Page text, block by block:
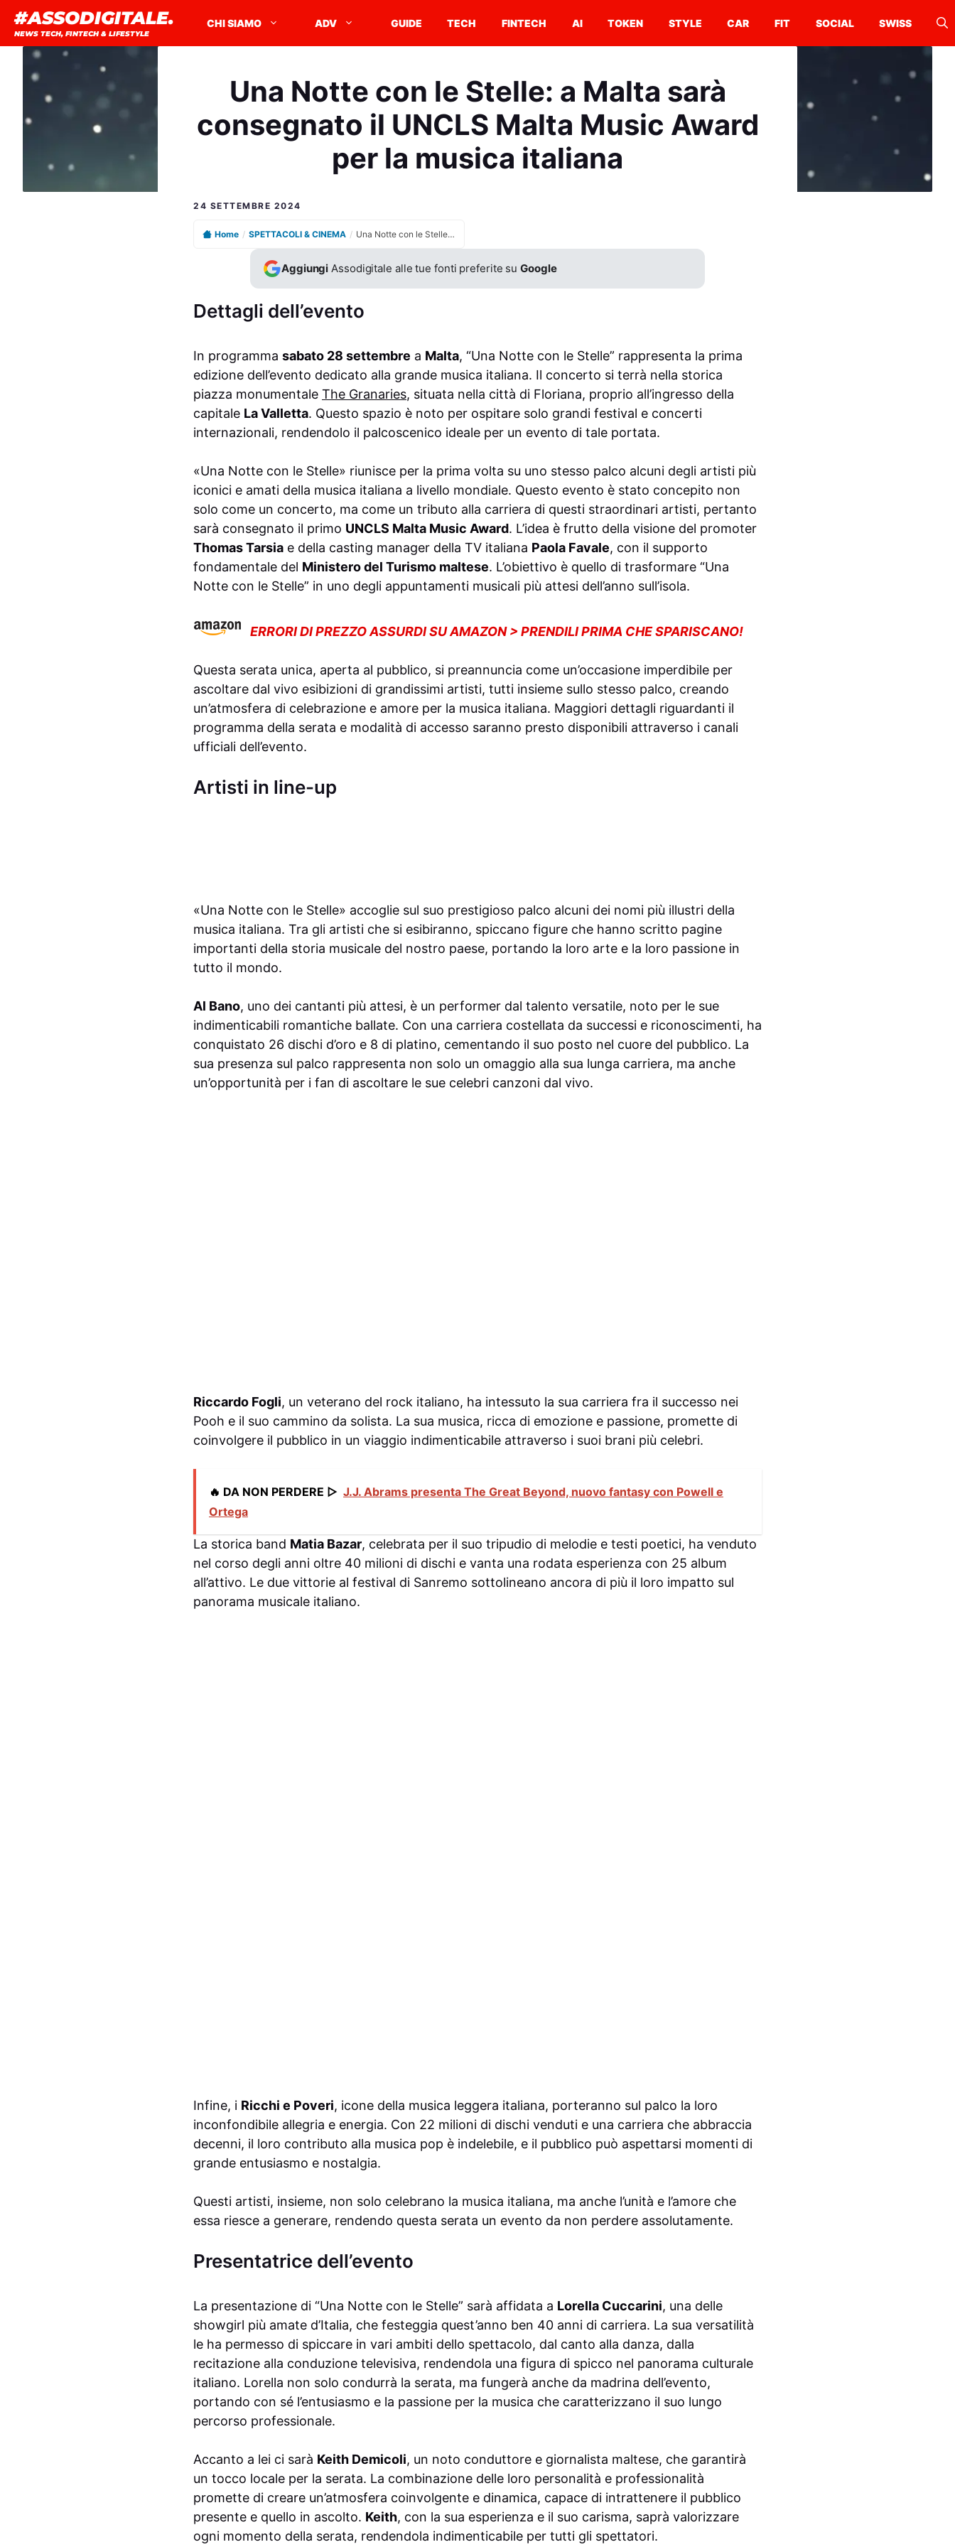
contenuto
#ASSODIGITALE.
NEWS TECH, FINTECH & LIFESTYLE
CHI SIAMO ADV GUIDE TECH FINTECH AI TOKEN STYLE CAR FIT SOCIAL SWISS
Una Notte con le Stelle: a Malta sarà
consegnato il UNCLS Malta Music Award
per la musica italiana
24 SETTEMBRE 2024
Home / SPETTACOLI & CINEMA / Una Notte con le Stelle: a Malta sarà consegnato il UNCLS Malta Music Award per la musica italiana
Aggiungi Assodigitale alle tue fonti preferite suGoogle
Dettagli dell’evento
In programma sabato 28 settembre a Malta, “Una Notte con le Stelle” rappresenta la prima
edizione dell’evento dedicato alla grande musica italiana. Il concerto si terrà nella storica
piazza monumentale The Granaries, situata nella città di Floriana, proprio all’ingresso della
capitale La Valletta. Questo spazio è noto per ospitare solo grandi festival e concerti
internazionali, rendendolo il palcoscenico ideale per un evento di tale portata.
«Una Notte con le Stelle» riunisce per la prima volta su uno stesso palco alcuni degli artisti più
iconici e amati della musica italiana a livello mondiale. Questo evento è stato concepito non
solo come un concerto, ma come un tributo alla carriera di questi straordinari artisti, pertanto
sarà consegnato il primo UNCLS Malta Music Award. L’idea è frutto della visione del promoter
Thomas Tarsia e della casting manager della TV italiana Paola Favale, con il supporto
fondamentale del Ministero del Turismo maltese. L’obiettivo è quello di trasformare “Una
Notte con le Stelle” in uno degli appuntamenti musicali più attesi dell’anno sull’isola.
ERRORI DI PREZZO ASSURDI SU AMAZON > PRENDILI PRIMA CHE SPARISCANO!
Questa serata unica, aperta al pubblico, si preannuncia come un’occasione imperdibile per
ascoltare dal vivo esibizioni di grandissimi artisti, tutti insieme sullo stesso palco, creando
un’atmosfera di celebrazione e amore per la musica italiana. Maggiori dettagli riguardanti il
programma della serata e modalità di accesso saranno presto disponibili attraverso i canali
ufficiali dell’evento.
Artisti in line-up
«Una Notte con le Stelle» accoglie sul suo prestigioso palco alcuni dei nomi più illustri della
musica italiana. Tra gli artisti che si esibiranno, spiccano figure che hanno scritto pagine
importanti della storia musicale del nostro paese, portando la loro arte e la loro passione in
tutto il mondo.
Al Bano, uno dei cantanti più attesi, è un performer dal talento versatile, noto per le sue
indimenticabili romantiche ballate. Con una carriera costellata da successi e riconoscimenti, ha
conquistato 26 dischi d’oro e 8 di platino, cementando il suo posto nel cuore del pubblico. La
sua presenza sul palco rappresenta non solo un omaggio alla sua lunga carriera, ma anche
un’opportunità per i fan di ascoltare le sue celebri canzoni dal vivo.
Riccardo Fogli, un veterano del rock italiano, ha intessuto la sua carriera fra il successo nei
Pooh e il suo cammino da solista. La sua musica, ricca di emozione e passione, promette di
coinvolgere il pubblico in un viaggio indimenticabile attraverso i suoi brani più celebri.
🔥 DA NON PERDERE ▷ J.J. Abrams presenta The Great Beyond, nuovo fantasy con Powell e
Ortega
La storica band Matia Bazar, celebrata per il suo tripudio di melodie e testi poetici, ha venduto
nel corso degli anni oltre 40 milioni di dischi e vanta una rodata esperienza con 25 album
all’attivo. Le due vittorie al festival di Sanremo sottolineano ancora di più il loro impatto sul
panorama musicale italiano.
Infine, i Ricchi e Poveri, icone della musica leggera italiana, porteranno sul palco la loro
inconfondibile allegria e energia. Con 22 milioni di dischi venduti e una carriera che abbraccia
decenni, il loro contributo alla musica pop è indelebile, e il pubblico può aspettarsi momenti di
grande entusiasmo e nostalgia.
Questi artisti, insieme, non solo celebrano la musica italiana, ma anche l’unità e l’amore che
essa riesce a generare, rendendo questa serata un evento da non perdere assolutamente.
Presentatrice dell’evento
La presentazione di “Una Notte con le Stelle” sarà affidata a Lorella Cuccarini, una delle
showgirl più amate d’Italia, che festeggia quest’anno ben 40 anni di carriera. La sua versatilità
le ha permesso di spiccare in vari ambiti dello spettacolo, dal canto alla danza, dalla
recitazione alla conduzione televisiva, rendendola una figura di spicco nel panorama culturale
italiano. Lorella non solo condurrà la serata, ma fungerà anche da madrina dell’evento,
portando con sé l’entusiasmo e la passione per la musica che caratterizzano il suo lungo
percorso professionale.
Accanto a lei ci sarà Keith Demicoli, un noto conduttore e giornalista maltese, che garantirà
un tocco locale per la serata. La combinazione delle loro personalità e professionalità
promette di creare un’atmosfera coinvolgente e dinamica, capace di intrattenere il pubblico
presente e quello in ascolto. Keith, con la sua esperienza e il suo carisma, saprà valorizzare
ogni momento della serata, rendendola indimenticabile per tutti gli spettatori.